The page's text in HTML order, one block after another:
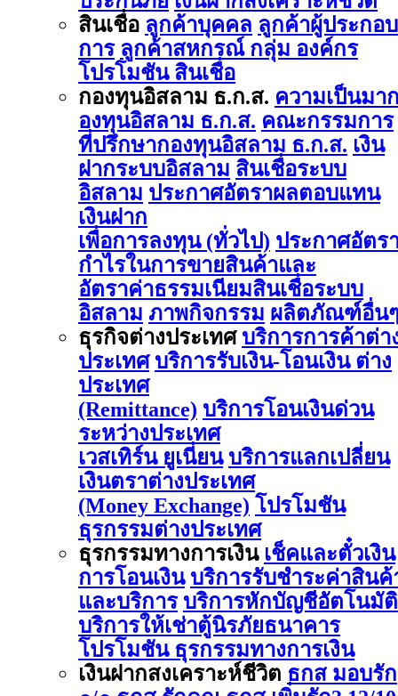
สินเชื่อ ลูกค้าบุคคล ลูกค้าผู้ประกอบ
การ ลูกค้าสหกรณ์ กลุ่ม องค์กร
โปรโมชัน สินเชื่อ
กองทุนอิสลาม ธ.ก.ส. ความเป็นมา
องทุนอิสลาม ธ.ก.ส. คณะกรรมการ
ที่ปรึกษากองทุนอิสลาม ธ.ก.ส. เงิน
ฝากระบบอิสลาม สินเชื่อระบบ
อิสลาม ประกาศอัตราผลตอบแทน
เงินฝาก
เพื่อการลงทุน (ทั่วไป) ประกาศอัตร
กำไรในการขายสินค้าและ
อัตราค่าธรรมเนียมสินเชื่อระบบ
อิสลาม ภาพกิจกรรม ผลิตภัณฑ์อื่น
ธุรกิจต่างประเทศ บริการการค้าต่า
ประเทศ บริการรับเงิน-โอนเงิน ต่าง
ประเทศ
(Remittance) บริการโอนเงินด่วน
ระหว่างประเทศ
เวสเทิร์น ยูเนี่ยน บริการแลกเปลี่ยน
เงินตราต่างประเทศ
(Money Exchange) โปรโมชัน
ธุรกรรมต่างประเทศ
ธุรกรรมทางการเงิน เช็คและตั๋วเงิน
การโอนเงิน บริการรับชำระค่าสินค้
และบริการ บริการหักบัญชีอัตโนมัติ
บริการให้เช่าตู้นิรภัยธนาคาร
โปรโมชัน ธุรกรรมทางการเงิน
เงินฝากสงเคราะห์ชีวิต ธกส มอบรัก